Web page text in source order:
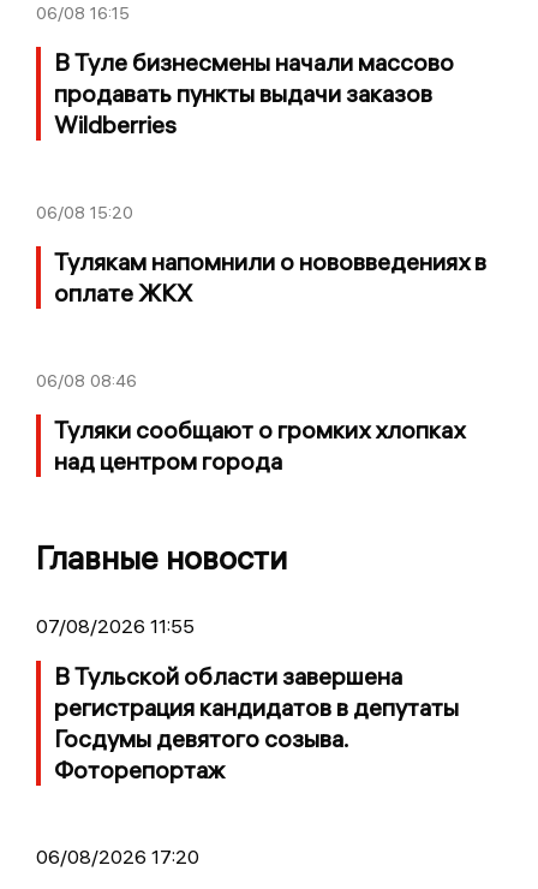
06/08 16:15
В Туле бизнесмены начали массово
продавать пункты выдачи заказов
Wildberries
06/08 15:20
Тулякам напомнили о нововведениях в
оплате ЖКХ
06/08 08:46
Туляки сообщают о громких хлопках
над центром города
Главные новости
07/08/2026 11:55
В Тульской области завершена
регистрация кандидатов в депутаты
Госдумы девятого созыва.
Фоторепортаж
06/08/2026 17:20